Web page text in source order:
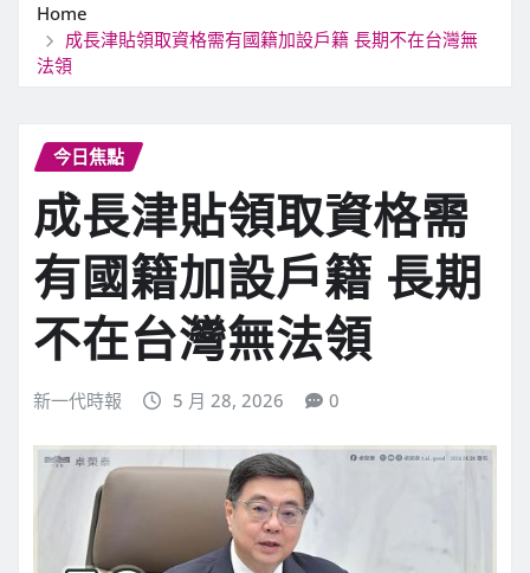
Home
成長津貼領取資格需有國籍加設戶籍 長期不在台灣無
法領
今日焦點
成長津貼領取資格需
有國籍加設戶籍 長期
不在台灣無法領
新一代時報 5 月 28, 2026 0